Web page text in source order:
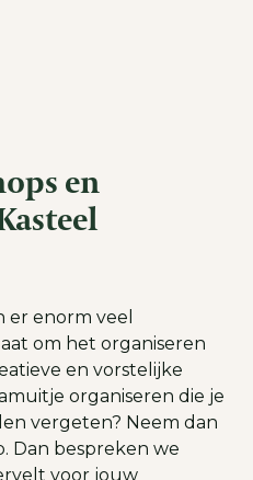
en
er enorm veel
om het organiseren
en vorstelijke
organiseren die je
vergeten? Neem dan
Dan bespreken we
voor jouw